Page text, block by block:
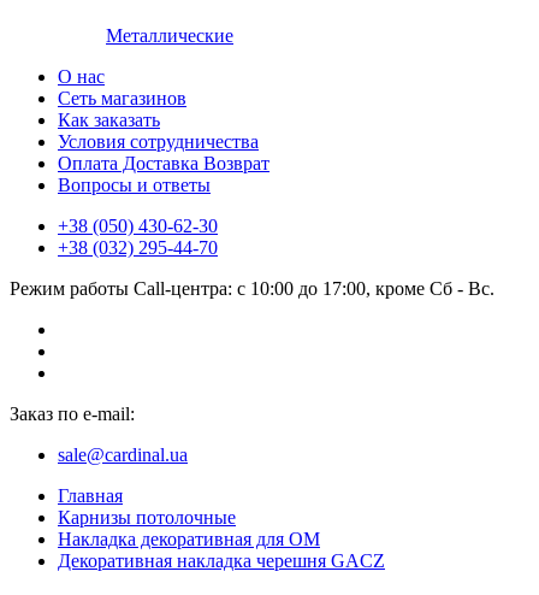
Металлические
О нас
Сеть магазинов
Как заказать
Условия сотрудничества
Оплата Доставка Возврат
Вопросы и ответы
+38 (050) 430-62-30
+38 (032) 295-44-70
Режим работы Call-центра: с 10:00 до 17:00, кроме Сб - Вс.
Заказ по e-mail:
sale@cardinal.ua
Главная
Карнизы потолочные
Накладка декоративная для ОМ
Декоративная накладка черешня GACZ